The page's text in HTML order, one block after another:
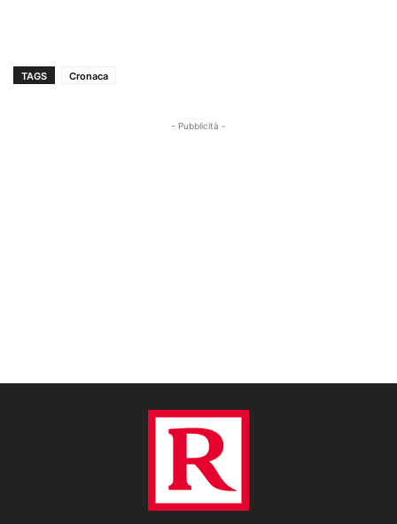
TAGS Cronaca
- Pubblicità -